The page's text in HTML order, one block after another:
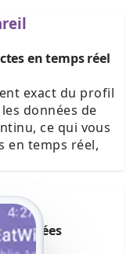
en temps réel
exact du profil
données de
ce qui vous
en temps réel,
passées